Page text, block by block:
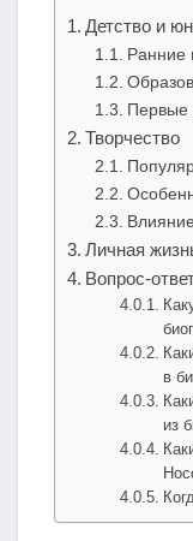
Детство и
Ранние
Первые
Творчество
Личная
Вопрос-
в
из